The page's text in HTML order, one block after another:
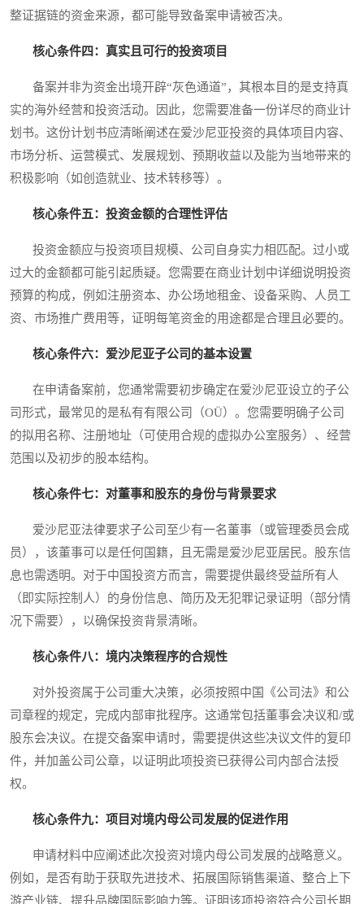
整证据链的资金来源，都可能导致备案申请被否决。
核心条件四：真实且可行的投资项目
备案并非为资金出境开辟“灰色通道”，其根本目的是支持真
实的海外经营和投资活动。因此，您需要准备一份详尽的商业计
划书。这份计划书应清晰阐述在爱沙尼亚投资的具体项目内容、
市场分析、运营模式、发展规划、预期收益以及能为当地带来的
积极影响（如创造就业、技术转移等）。
核心条件五：投资金额的合理性评估
投资金额应与投资项目规模、公司自身实力相匹配。过小或
过大的金额都可能引起质疑。您需要在商业计划中详细说明投资
预算的构成，例如注册资本、办公场地租金、设备采购、人员工
资、市场推广费用等，证明每笔资金的用途都是合理且必要的。
核心条件六：爱沙尼亚子公司的基本设置
在申请备案前，您通常需要初步确定在爱沙尼亚设立的子公
司形式，最常见的是私有有限公司（OÜ）。您需要明确子公司
的拟用名称、注册地址（可使用合规的虚拟办公室服务）、经营
范围以及初步的股本结构。
核心条件七：对董事和股东的身份与背景要求
爱沙尼亚法律要求子公司至少有一名董事（或管理委员会成
员），该董事可以是任何国籍，且无需是爱沙尼亚居民。股东信
息也需透明。对于中国投资方而言，需要提供最终受益所有人
（即实际控制人）的身份信息、简历及无犯罪记录证明（部分情
况下需要），以确保投资背景清晰。
核心条件八：境内决策程序的合规性
对外投资属于公司重大决策，必须按照中国《公司法》和公
司章程的规定，完成内部审批程序。这通常包括董事会决议和/或
股东会决议。在提交备案申请时，需要提供这些决议文件的复印
件，并加盖公司公章，以证明此项投资已获得公司内部合法授
权。
核心条件九：项目对境内母公司发展的促进作用
申请材料中应阐述此次投资对境内母公司发展的战略意义。
例如，是否有助于获取先进技术、拓展国际销售渠道、整合上下
游产业链、提升品牌国际影响力等。证明该项投资符合公司长期